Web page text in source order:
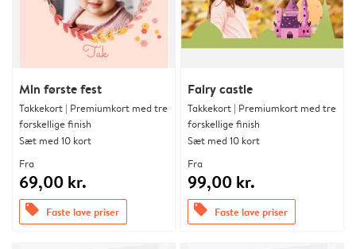
Min første fest
Takkekort | Premiumkort med tre
forskellige finish
Sæt med 10 kort
Fra
69,00 kr.
offers Faste lave priser
Fairy castle
Takkekort | Premiumkort med tre
forskellige finish
Sæt med 10 kort
Fra
99,00 kr.
offers Faste lave priser